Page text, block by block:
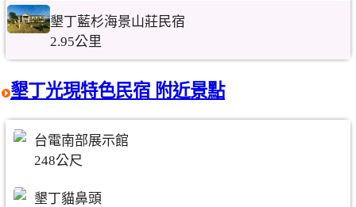
墾丁藍杉海景山莊民宿
2.95公里
墾丁光現特色民宿 附近景點
台電南部展示館
248公尺
墾丁貓鼻頭